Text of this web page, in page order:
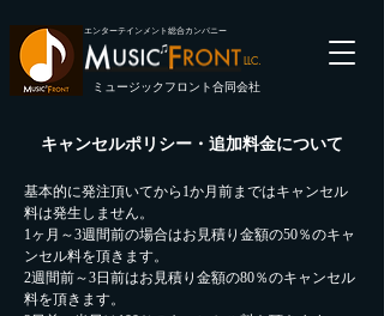
エンターテインメント総合カンパニー
LLC.
ミュージックフロント合同会社
キャンセルポリシー・追加料金について
基本的に発注頂いてから1か月前まではキャンセル
料は発生しません。
1ヶ月～3週間前の場合はお見積り金額の50％のキャ
ンセル料を頂きます。
2週間前～3日前はお見積り金額の80％のキャンセル
料を頂きます。